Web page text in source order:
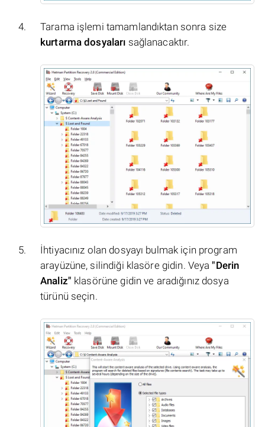
Tarama işlemi tamamlandıktan sonra size
kurtarma dosyaları sağlanacaktır.
İhtiyacınız olan dosyayı bulmak için program
arayüzüne, silindiği klasöre gidin. Veya"Derin
Analiz" klasörüne gidin ve aradığınız dosya
türünü seçin.